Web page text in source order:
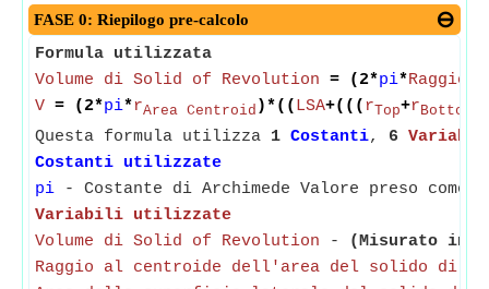
FASE 0: Riepilogo pre-calcolo
Formula utilizzata
Volume di Solid of Revolution = (2*pi*Raggio
V = (2*pi*rArea Centroid )*(( LSA+((( r Top+rBottom
Questa formula utilizza 1 Costanti, 6
Costanti utilizzate
pi - Costante di Archimede Valore preso come
Variabili utilizzate
Volume di Solid of Revolution -
(Misurato in
Raggio al centroide dell'area del solido di